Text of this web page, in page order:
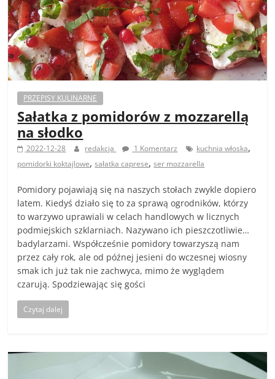
PRZEPISY KULINARNE
Sałatka z pomidorów z mozzarellą
na słodko
2022-12-28 redakcja 1 Komentarz kuchnia włoska,
pomidorki koktajlowe,sałatka caprese,ser mozzarella
Pomidory pojawiają się na naszych stołach zwykle dopiero
latem. Kiedyś działo się to za sprawą ogrodników, którzy
to warzywo uprawiali w celach handlowych w licznych
podmiejskich szklarniach. Nazywano ich pieszczotliwie…
badylarzami. Współcześnie pomidory towarzyszą nam
przez cały rok, ale od późnej jesieni do wczesnej wiosny
smak ich już tak nie zachwyca, mimo że wyglądem
czarują. Spodziewając się gości
Czytaj dalej